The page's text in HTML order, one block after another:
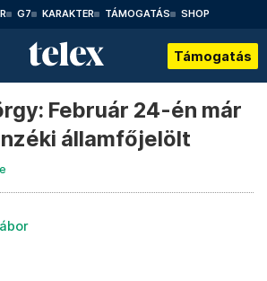
G7 KARAKTER TÁMOGATÁS SHOP
Támogatás
Február 24-én már
államfőjelölt